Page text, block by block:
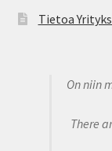
Tietoa
On niin
There